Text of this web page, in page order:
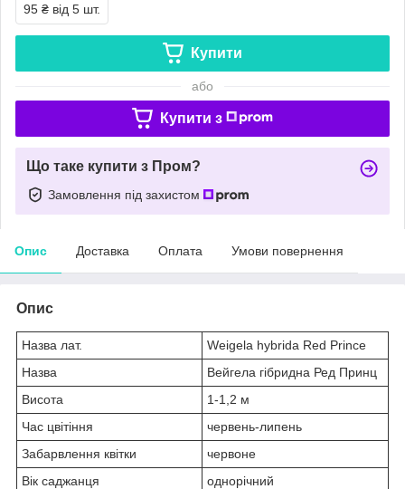
95 ₴ від 5 шт.
Купити
або
Купити з
Що таке купити з Пром?
Замовлення під захистом
Опис Доставка Оплата Умови повернення
Опис
Назва лат.
Weigela hybrida Red Prince
Назва
Вейгела гібридна Ред Принц
Висота
1-1,2 м
Час цвітіння
червень-липень
Забарвлення квітки
червоне
Вік саджанця
однорічний